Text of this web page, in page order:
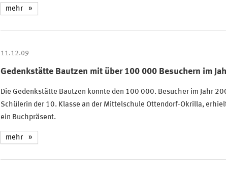
mehr
11.12.09
Gedenkstätte Bautzen mit über 100 000 Besuchern im
Die Gedenkstätte Bautzen konnte den 100 000. Besucher im Jahr
Schülerin der 10. Klasse an der Mittelschule Ottendorf-Okrilla,
ein Buchpräsent.
mehr